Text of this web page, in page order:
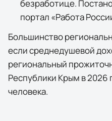
безработице.
портал «Работа
Большинство
если среднедушевой
региональный
Республики Крым в 2026
человека.